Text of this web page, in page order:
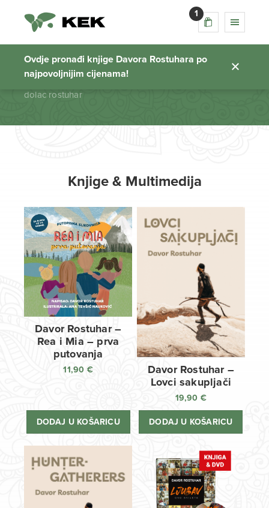
1
Ovdje pronađi knjige Davora Rostuhara po
najpovoljnijim cijenama!
dolac rostuhar
Početna stranica
dolac rostuhar
Knjige & Multimedija
Davor Rostuhar –
Rea i Mia – prva
putovanja
11,90 €
DODAJ U KOŠARICU
Davor Rostuhar –
Lovci sakupljači
19,90 €
DODAJ U KOŠARICU